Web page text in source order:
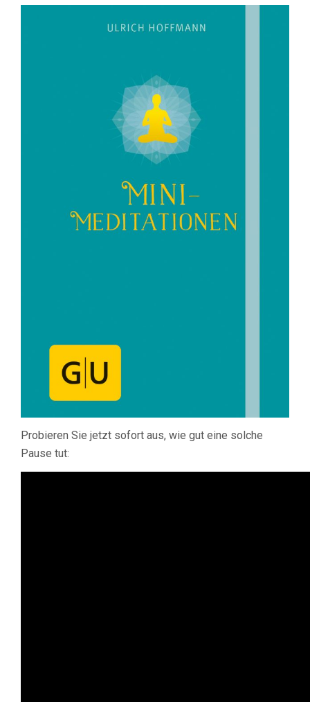
Probieren Sie jetzt sofort aus, wie gut eine solche
Pause tut: